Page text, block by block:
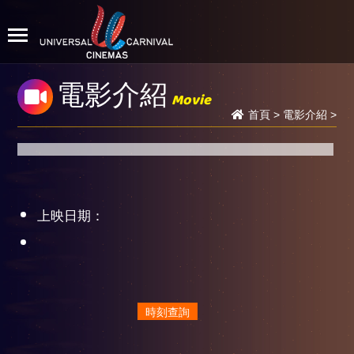
電影介紹 Movie
首頁> 電影介紹 >
上映日期：
時刻查詢